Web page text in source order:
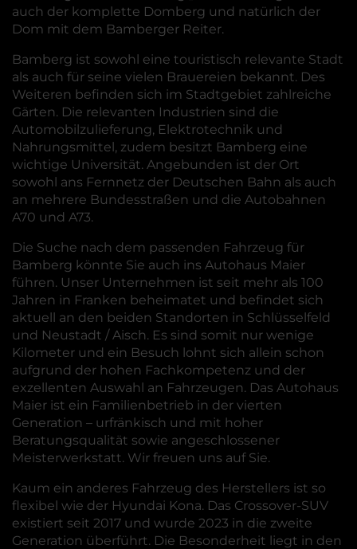
auch der komplette Domberg und natürlich der
Dom mit dem Bamberger Reiter.
Bamberg ist sowohl eine touristisch relevante Stadt
als auch für seine vielen Brauereien bekannt. Des
Weiteren befinden sich im Stadtgebiet zahlreiche
Gärten. Die relevanten Industrien sind die
Automobilzulieferung, Elektrotechnik und
Nahrungsmittel, zudem besitzt Bamberg eine
wichtige Universität. Angebunden ist der Ort
sowohl ans Fernnetz der Deutschen Bahn als auch
an mehrere Bundesstraßen und die Autobahnen
A70 und A73.
Die Suche nach dem passenden Fahrzeug für
Bamberg könnte Sie auch ins Autohaus Maier
führen. Unser Unternehmen ist seit mehr als 100
Jahren in Franken beheimatet und befindet sich
aktuell an den beiden Standorten in Schlüsselfeld
und Neustadt / Aisch. Es sind somit nur wenige
Kilometer und ein Besuch lohnt sich allein schon
aufgrund der hohen Fachkompetenz und der
exzellenten Auswahl an Fahrzeugen. Das Autohaus
Maier ist ein Familienbetrieb in der vierten
Generation – urfränkisch und mit hoher
Beratungsqualität sowie angeschlossener
Meisterwerkstatt. Wir freuen uns auf Sie.
Kaum ein anderes Fahrzeug des Herstellers ist so
flexibel wie der Hyundai Kona. Das Crossover-SUV
existiert seit 2017 und wurde 2023 in die zweite
Generation überführt. Die Besonderheit liegt in den